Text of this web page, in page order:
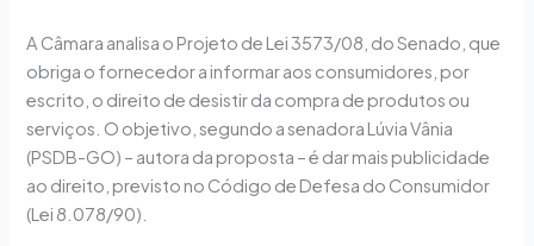
A Câmara analisa o Projeto de Lei 3573/08, do Senado, que
obriga o fornecedor a informar aos consumidores, por
escrito, o direito de desistir da compra de produtos ou
serviços. O objetivo, segundo a senadora Lúvia Vânia
(PSDB-GO) – autora da proposta – é dar mais publicidade
ao direito, previsto no Código de Defesa do Consumidor
(Lei 8.078/90).
do
consumidor